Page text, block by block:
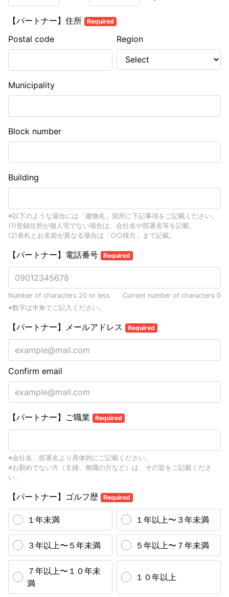
【パートナー】住所 Required
Postal code Region
Municipality
Block number
Building
※以下のような場合には「建物名」箇所に下記事項をご記載ください。
(1)登録住所が個人宅でない場合は、会社名や部署名等を記載。
(2)表札とお名前が異なる場合は「○○様方」まで記載。
【パートナー】電話番号 Required
Number of characters 20 or less Current number of characters 0
※数字は半角でご記入ください。
【パートナー】メールアドレス Required
Confirm email
【パートナー】ご職業 Required
※会社名、部署名より具体的にご記載ください。
※お勤めでない方（主婦、無職の方など）は、その旨をご記載くださ
い。
【パートナー】ゴルフ歴 Required
１年未満 １年以上〜３年未満
３年以上〜５年未満 ５年以上〜７年未満
７年以上〜１０年未
満
１０年以上